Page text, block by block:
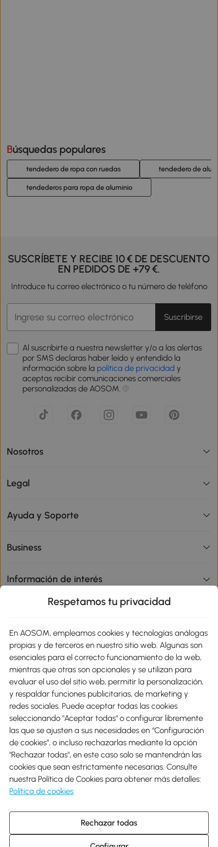
Búsquedas populares
tendedero de ropa con ruedas tendedero de
tendederos para ropa de aluminio
SUSCRÍBETE Y RECIBE 10 € DE DESCUENTO
EN PEDIDOS DE +79 €.
Introduce tu correo electrónico o tu número de teléfono
Suscribirse
Al suscribirte a nuestra newsletter y/o a las alertas
por SMS declaras haber leído y entendido la
información sobre la política de privacidad y
aceptas recibir comunicaciones comerciales
personalizadas de AOSOM.
Nosotros
Legal
Ayuda y Soporte
Business
Información de interés
Métodos de Pago
Envíos
Descargar Aosom App
Google Play
931 29 45 12 (L-V de 8:30 a 17:30h)
atencioncliente@aosom.es
Respetamos tu privacidad
En AOSOM, empleamos cookies y tecnologías análogas
propias y de terceros en nuestro sitio web. Algunas son
esenciales para el correcto funcionamiento de la web,
mientras que otras son opcionales y se utilizan para
evaluar el uso del sitio web, permitir la personalización,
y respaldar funciones publicitarias, de marketing y
redes sociales. Puede aceptar todas las cookies
seleccionando "Aceptar todas" o configurar libremente
las que se ajusten a sus necesidades en “Configuración
de cookies”, o incluso rechazarlas mediante la opción
"Rechazar todas", en este caso solo se mantendrán las
cookies que sean estrictamente necesarias. Consulte
nuestra Política de Cookies para obtener más detalles:
Política de cookies
Rechazar todas